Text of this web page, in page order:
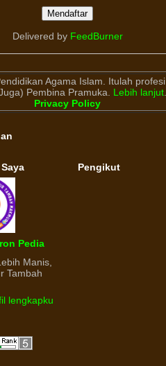
Delivered by FeedBurner
Agama Islam. Itulah profesi
Pembina Pramuka.
Lebih lanjut.
Privacy Policy
Pedia
Manis,
Tambah
lengkapku
Pengikut